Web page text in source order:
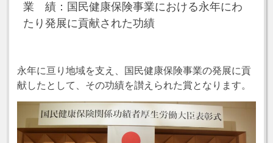
業 績：国民健康保険事業における永年にわ
たり発展に貢献された功績
永年に亘り地域を支え、国民健康保険事業の発展に貢
献したとして、その功績を讃えられた賞となります。